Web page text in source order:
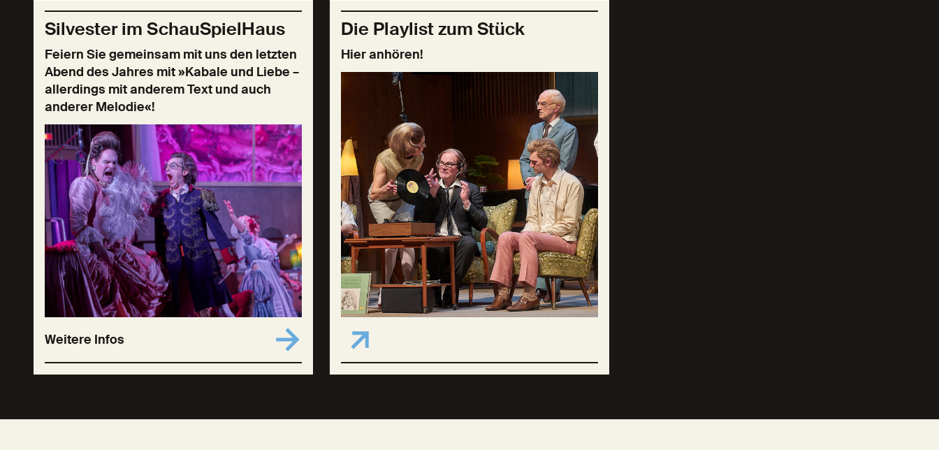
Silvester im SchauSpielHaus
Feiern Sie gemeinsam mit uns den letzten
Abend des Jahres mit »Kabale und Liebe –
allerdings mit anderem Text und auch
anderer Melodie«!
Weitere Infos
Die Playlist zum Stück
Hier anhören!